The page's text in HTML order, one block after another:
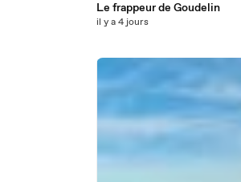
Le frappeur de Goudelin
il y a 4 jours